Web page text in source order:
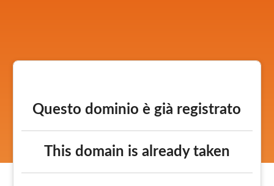
Questo dominio è già registrato
This domain is already taken